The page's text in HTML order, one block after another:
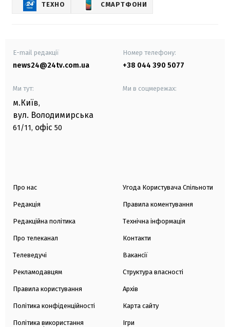
ТЕХНО СМАРТФОНИ
E-mail редакції
news24@24tv.com.ua
Номер телефону:
+38 044 390 5077
Ми тут:
м.Київ,
вул. Володимирська
61/11, офіс 50
Ми в соцмережах:
Про нас
Редакція
Редакційна політика
Про телеканал
Телеведучі
Рекламодавцям
Правила користування
Політика конфіденційності
Політика використання
Угода Користувача Спільноти
Правила коментування
Технічна інформація
Контакти
Вакансії
Структура власності
Архів
Карта сайту
Ігри